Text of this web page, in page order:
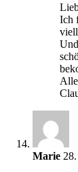
Ich
Marie